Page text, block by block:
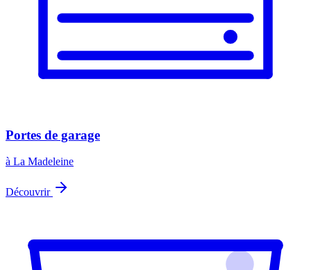
Portes de garage
à La Madeleine
Découvrir